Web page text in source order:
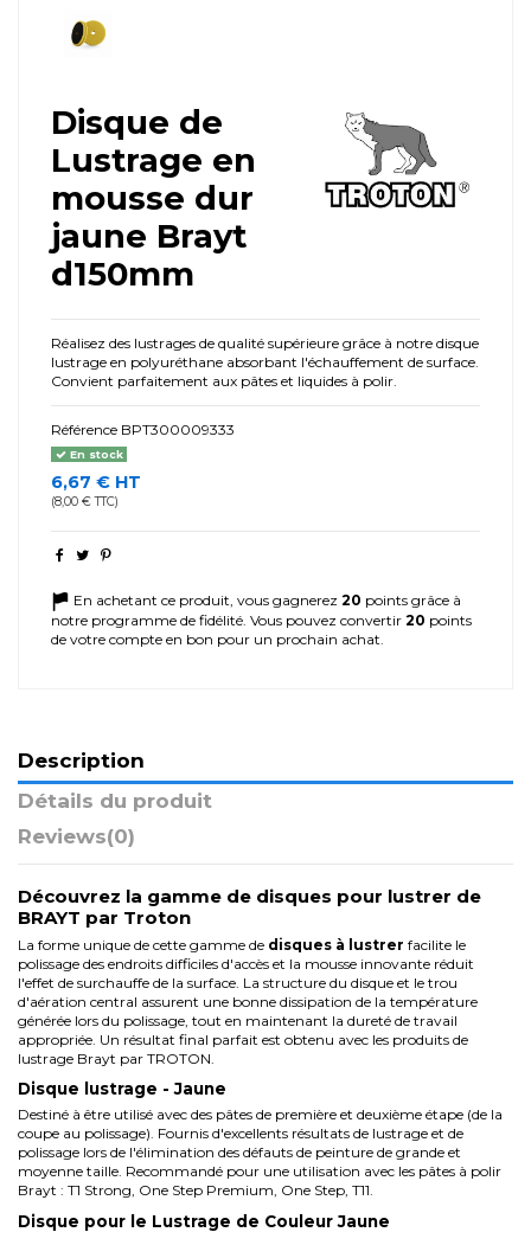
Disque de
Lustrage en
mousse dur
jaune Brayt
d150mm
Réalisez des lustrages de qualité supérieure grâce à notre disque
lustrage en polyuréthane absorbant l'échauffement de surface.
Convient parfaitement aux pâtes et liquides à polir.
Référence BPT300009333
En stock
6,67 € HT
(8,00 € TTC)
En achetant ce produit, vous gagnerez 20 points grâce à
notre programme de fidélité. Vous pouvez convertir 20 points
de votre compte en bon pour un prochain achat.
Description
Détails du produit
Reviews(0)
Découvrez la gamme de disques pour lustrer de
BRAYT par Troton
La forme unique de cette gamme de disques à lustrer facilite le
polissage des endroits difficiles d'accès et la mousse innovante réduit
l'effet de surchauffe de la surface. La structure du disque et le trou
d'aération central assurent une bonne dissipation de la température
générée lors du polissage, tout en maintenant la dureté de travail
appropriée. Un résultat final parfait est obtenu avec les produits de
lustrage Brayt par TROTON
Disque lustrage - Jaune
Destiné à être utilisé avec des pâtes de première et deuxième étape (de la
coupe au polissage). Fournis d'excellents résultats de lustrage et de
polissage lors de l'élimination des défauts de peinture de grande et
moyenne taille. Recommandé pour une utilisation avec les pâtes à polir
Brayt : T1 Strong, One Step Premium, One Step, T11.
Disque pour le Lustrage de Couleur Jaune